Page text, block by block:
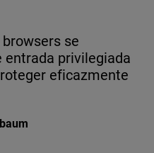
se
privilegiada
eficazmente
on Reddit